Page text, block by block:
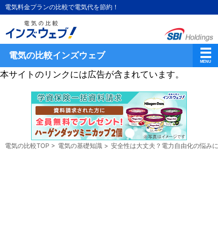
電気料金プランの比較で電気代を節約！
電気の比較インズウェブ
本サイトのリンクには広告が含まれています。
電気の比較TOP > 電気の基礎知識 > 安全性は大丈夫？電力自由化の悩み